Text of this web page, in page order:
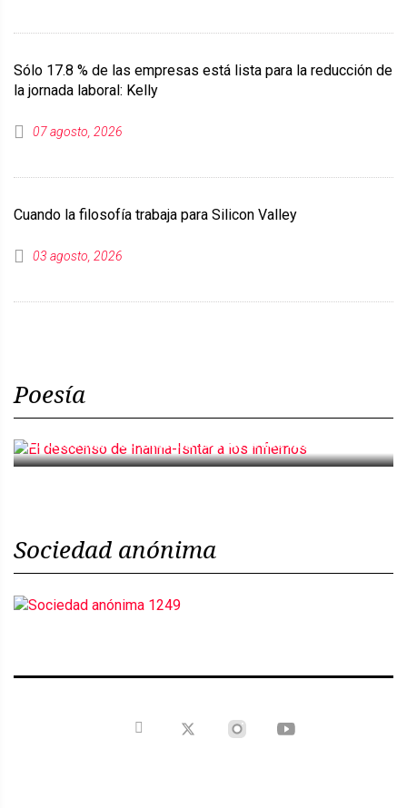
Sólo 17.8 % de las empresas está lista para la reducción de
la jornada laboral: Kelly
07 agosto, 2026
Cuando la filosofía trabaja para Silicon Valley
03 agosto, 2026
Poesía
El descenso de Inanna-Ishtar a los infiernos
Sociedad anónima